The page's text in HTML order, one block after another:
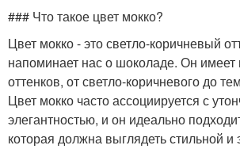
### Что такое цвет мокко?
Цвет мокко - это светло-коричневый
напоминает нас о шоколаде. Он имеет
оттенков, от светло-коричневого до
Цвет мокко часто ассоциируется с
элегантностью, и он идеально
которая должна выглядеть стильной и